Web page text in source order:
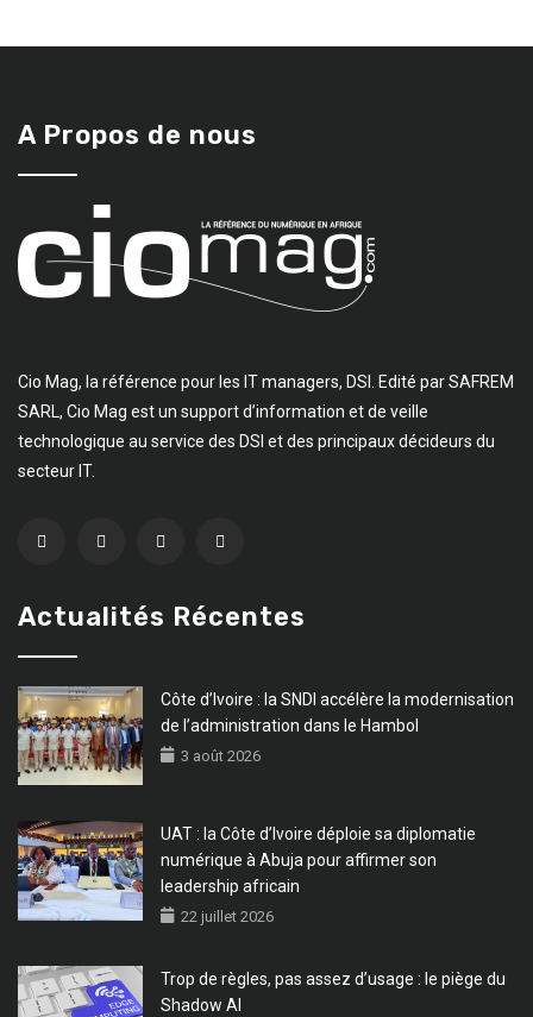
A Propos de nous
Cio Mag, la référence pour les IT managers, DSI. Edité par SAFREM
SARL, Cio Mag est un support d’information et de veille
technologique au service des DSI et des principaux décideurs du
secteur IT.
Actualités Récentes
Côte d’Ivoire : la SNDI accélère la modernisation
de l’administration dans le Hambol
3 août 2026
UAT : la Côte d’Ivoire déploie sa diplomatie
numérique à Abuja pour affirmer son
leadership africain
22 juillet 2026
Trop de règles, pas assez d’usage : le piège du
Shadow AI